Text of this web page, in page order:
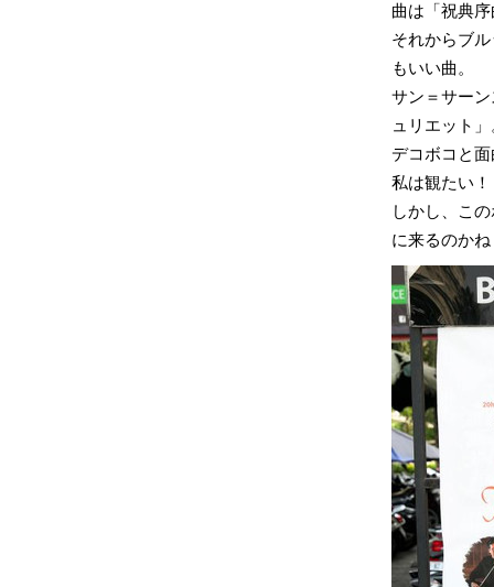
曲は「祝典
それからブ
もいい曲。
サン＝サー
ュリエット
デコボコと
私は観たい！
しかし、こ
に来るのかね